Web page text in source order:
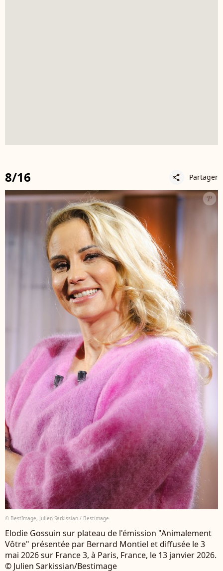
8/16 share Partager
© BestImage, Julien Sarkissian / Bestimage
Elodie Gossuin sur plateau de l'émission "Animalement
Vôtre" présentée par Bernard Montiel et diffusée le 3
mai 2026 sur France 3, à Paris, France, le 13 janvier 2026.
© Julien Sarkissian/Bestimage